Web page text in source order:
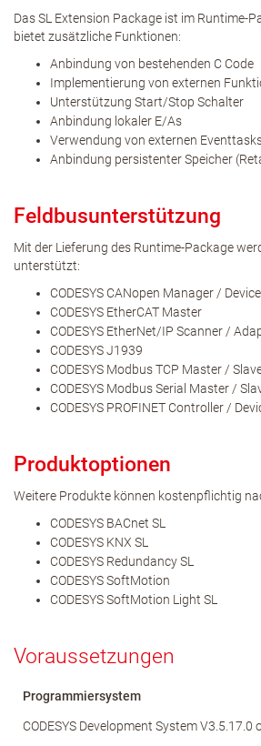
Das SL Extension Package ist im Runtime-
bietet zusätzliche Funktionen:
Anbindung von bestehenden C Code
Implementierung von externen
Unterstützung Start/Stop Schalter
Anbindung lokaler E/As
Verwendung von externen
Anbindung persistenter Speicher
Feldbusunterstützung
Mit der Lieferung des Runtime-Package
unterstützt:
CODESYS CANopen Manager / Device
CODESYS EtherCAT Master
CODESYS EtherNet/IP Scanner /
CODESYS J1939
CODESYS Modbus TCP Master /
CODESYS Modbus Serial Master /
CODESYS PROFINET Controller /
Produktoptionen
Weitere Produkte können kostenpflichtig
CODESYS BACnet SL
CODESYS KNX SL
CODESYS Redundancy SL
CODESYS SoftMotion
CODESYS SoftMotion Light SL
Voraussetzungen
Programmiersystem
CODESYS Development System V3.5.17.0